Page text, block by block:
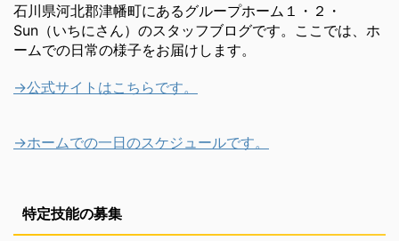
石川県河北郡津幡町にあるグループホーム１・２・
Sun（いちにさん）のスタッフブログです。ここでは、ホ
ームでの日常の様子をお届けします。
→公式サイトはこちらです。
→ホームでの一日のスケジュールです。
特定技能の募集